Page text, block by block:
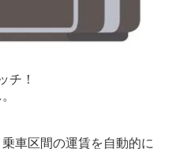
チ！
車区間の運賃を自動的に